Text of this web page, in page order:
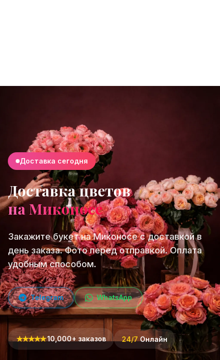
Доставка сегодня
Доставка цветов
на Миконосе
Закажите букет на Миконосе с доставкой в
день заказа. Фото перед отправкой. Оплата
удобным способом.
Telegram WhatsApp
★★★★★10,000+ заказов 24/7 Онлайн